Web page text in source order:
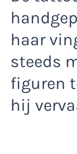
haar
steeds
figuren
hij